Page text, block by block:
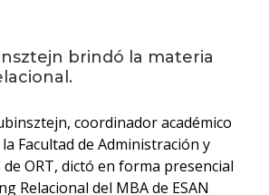
La
brindó la materia
coordinador académico
Facultad de Administración y
de ORT, dictó en forma presencial
Relacional del MBA de ESAN